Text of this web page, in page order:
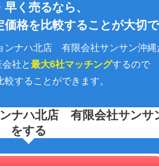
く売るなら、
格を比較することが大切で
ンナハ北店 有限会社サンサン沖縄
社と最大6社マッチングするので
較することができます。
ナハ北店 有限会社サンサ
をする